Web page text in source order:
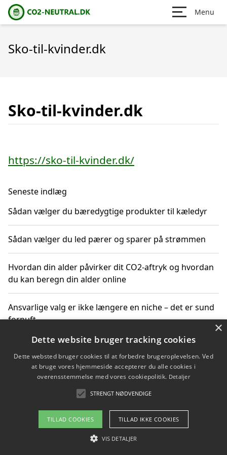
Menu
Sko-til-kvinder.dk
Sko-til-kvinder.dk
https://sko-til-kvinder.dk/
Seneste indlæg
Sådan vælger du bæredygtige produkter til kæledyr
Sådan vælger du led pærer og sparer på strømmen
Hvordan din alder påvirker dit CO2-aftryk og hvordan
du kan beregn din alder online
Ansvarlige valg er ikke længere en niche – det er sund
fornuft
Sådan kan du handle bæredygtigt og bestil med
faktura
Om / kontakt
Blog Betingelser
×
Dette website bruger tracking cookies
Dette websted bruger cookies til at forbedre brugeroplevelsen. Ved
at bruge vores hjemmeside accepterer du alle cookies i
overensstemmelse med vores cookiepolitik. Detaljer
STRENGT NØDVENDIGE
TILLAD COOKIES TILLAD IKKE COOKIES
VIS DETALJER